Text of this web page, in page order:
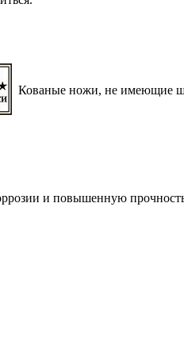
Кованые ножи, не имеющие
и повышенную